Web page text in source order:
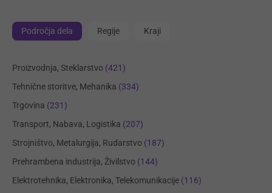
Področja dela Regije Kraji
Proizvodnja, Steklarstvo (421)
Tehnične storitve, Mehanika (334)
Trgovina (231)
Transport, Nabava, Logistika (207)
Strojništvo, Metalurgija, Rudarstvo (187)
Prehrambena industrija, Živilstvo (144)
Elektrotehnika, Elektronika, Telekomunikacije (116)